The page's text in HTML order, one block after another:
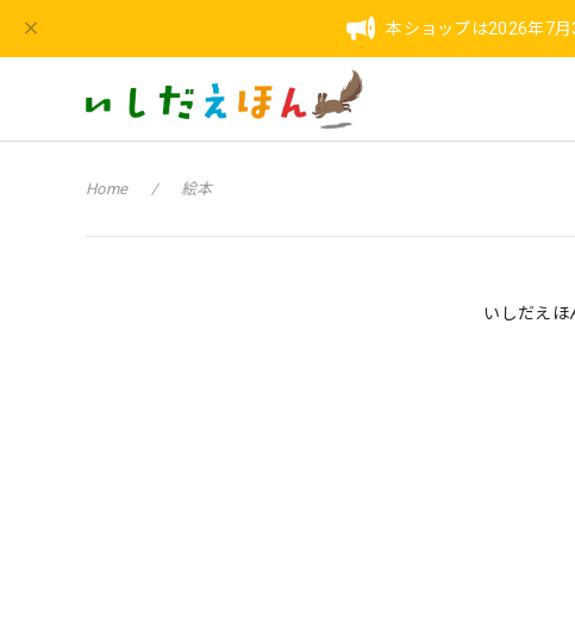
本ショップは2026年7月
Home 絵本
いしだえほ